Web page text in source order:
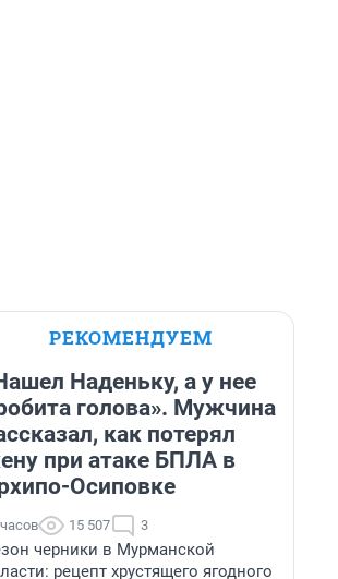
РЕКОМЕНДУЕМ
Наденьку, а у нее
голова». Мужчина
как потерял
при атаке БПЛА в
Осиповке
15 507 3
черники в Мурманской
рецепт хрустящего ягодного